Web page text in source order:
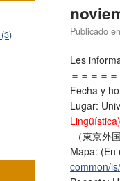
Publicado en
Les
＝＝＝＝
Fecha y
Lugar:
Lingüística)
（東京外
Mapa: (En
common/